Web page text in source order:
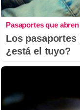
Pasaportes que
Los
¿está el tuyo?